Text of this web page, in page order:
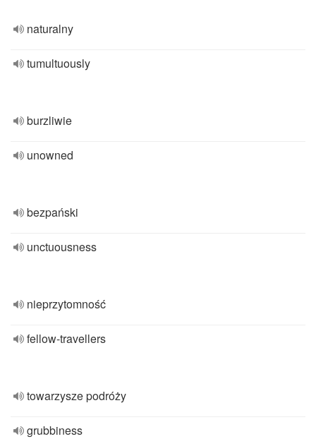
naturalny
tumultuously
burzliwie
unowned
bezpański
unctuousness
nieprzytomność
fellow-travellers
towarzysze podróży
grubbiness